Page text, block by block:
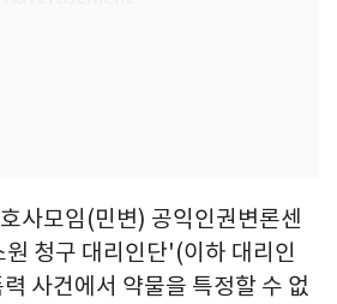
사모임(민변) 공익인권변론센
청구 대리인단'(이하 대리인
사건에서 약물을 특정할 수 없